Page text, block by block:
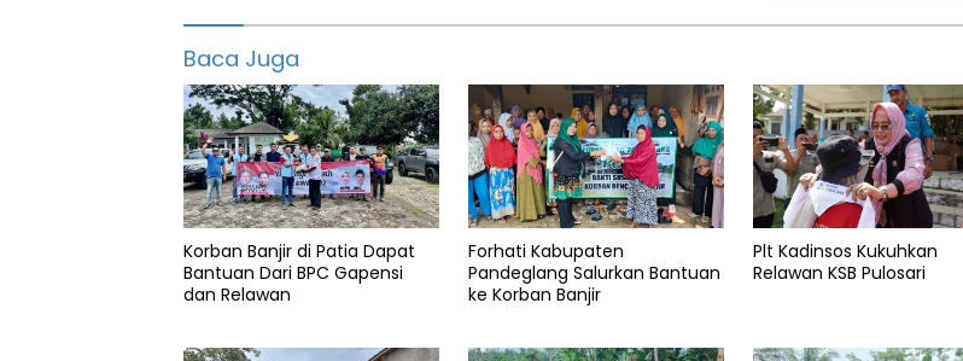
Lebak
Baca Juga
Korban Banjir di Patia Dapat
Bantuan Dari BPC Gapensi
dan Relawan
Forhati Kabupaten
Pandeglang Salurkan Bantuan
ke Korban Banjir
Plt Kadinsos Kukuhkan
Relawan KSB Pulosari